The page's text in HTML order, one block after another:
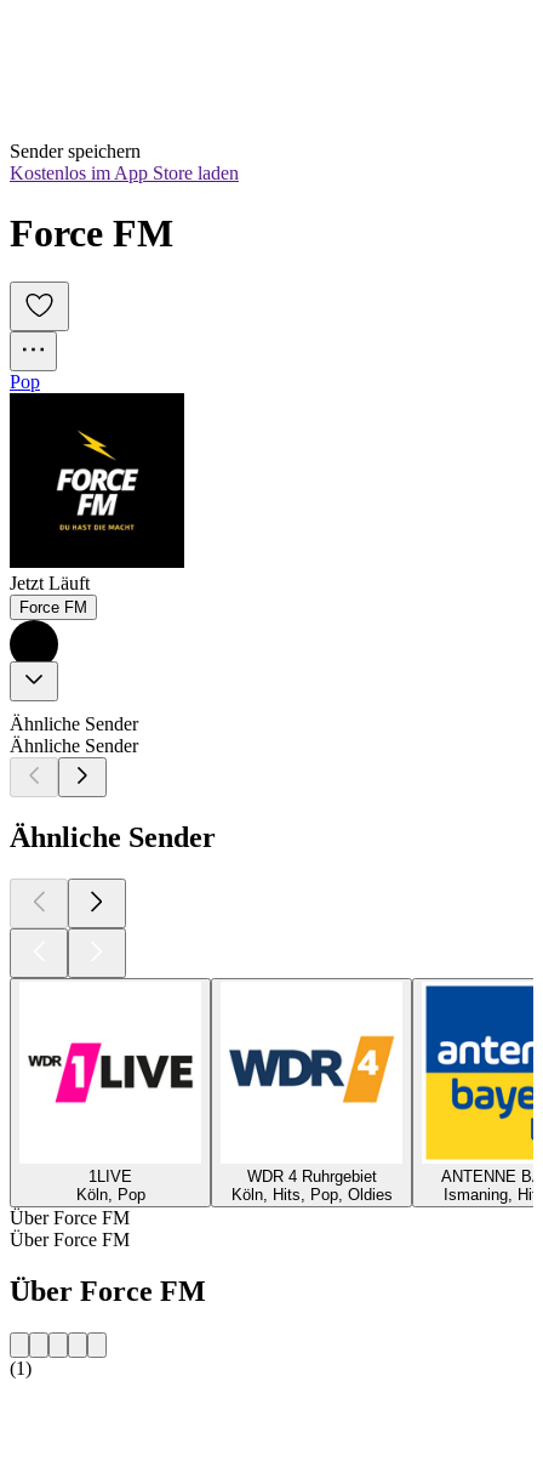
Sender speichern
Kostenlos im App Store laden
Force FM
Pop
Jetzt Läuft
Force FM
Ähnliche Sender
Ähnliche Sender
Ähnliche Sender
1LIVE
Köln, Pop
WDR 4 Ruhrgebiet
Köln, Hits, Pop, Oldies
ANTENNE
Ismaning,
Über Force FM
Über Force FM
Über Force FM
(1)